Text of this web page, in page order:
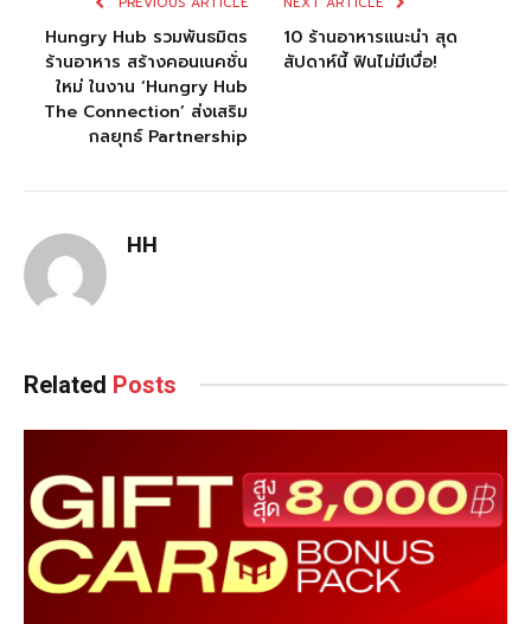
Hungry Hub รวมพันธมิตร
ร้านอาหาร สร้างคอนเนคชั่น
ใหม่ ในงาน ‘Hungry Hub
The Connection’ ส่งเสริม
กลยุทธ์ Partnership
10 ร้านอาหารแนะนำ สุด
สัปดาห์นี้ ฟินไม่มีเบื่อ!
HH
Related Posts